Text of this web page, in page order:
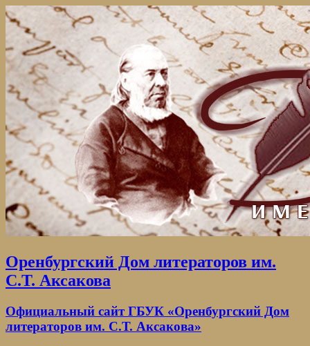
Оренбургский Дом литераторов им.
С.Т. Аксакова
Официальный сайт ГБУК «Оренбургский Дом
литераторов им. С.Т. Аксакова»